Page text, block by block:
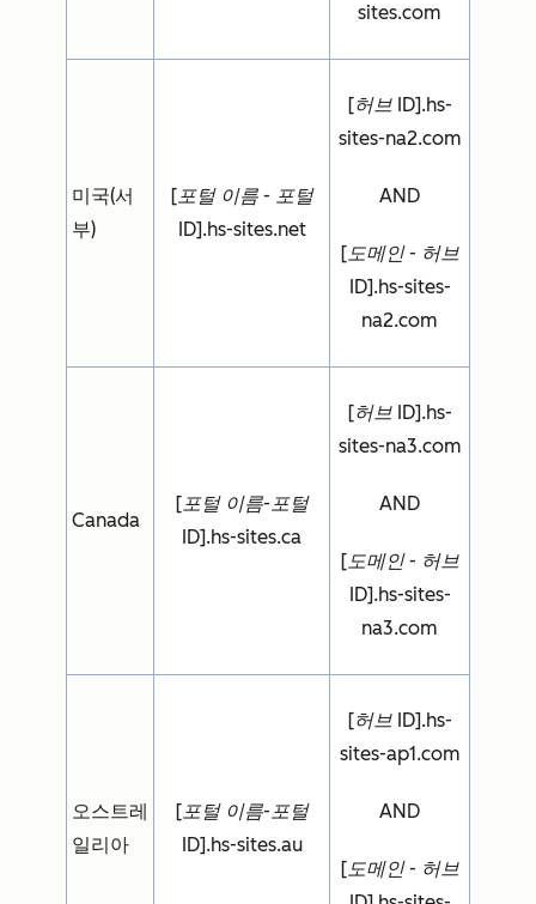
sites.com
미국(서
부)
[포털 이름 - 포털
ID].hs-sites.net
[허브 ID].hs-
sites-na2.com
AND
[도메인 - 허브
ID].hs-sites-
na2.com
Canada
[포털 이름-포털
ID].hs-sites.ca
[허브 ID].hs-
sites-na3.com
AND
[도메인 - 허브
ID].hs-sites-
na3.com
오스트레
일리아
[포털 이름-포털
ID].hs-sites.au
[허브 ID].hs-
sites-ap1.com
AND
[도메인 - 허브